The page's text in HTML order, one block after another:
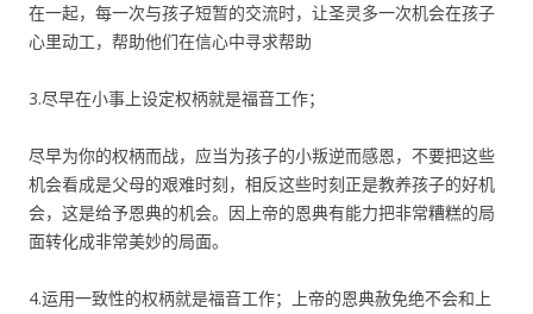
在一起，每一次与孩子短暂的交流时，让圣灵多一次机会在孩子
心里动工，帮助他们在信心中寻求帮助
3.尽早在小事上设定权柄就是福音工作；
尽早为你的权柄而战，应当为孩子的小叛逆而感恩，不要把这些
机会看成是父母的艰难时刻，相反这些时刻正是教养孩子的好机
会，这是给予恩典的机会。因上帝的恩典有能力把非常糟糕的局
面转化成非常美妙的局面。
4.运用一致性的权柄就是福音工作；上帝的恩典赦免绝不会和上